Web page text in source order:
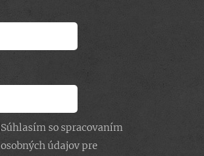
Súhlasím so spracovaním
osobných údajov pre